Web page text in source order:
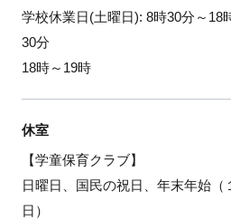
学校休業日(土曜日): 8時30分～18
30分
18時～19時
休室
【学童保育クラブ】
日曜日、国民の祝日、年末年始（
日）